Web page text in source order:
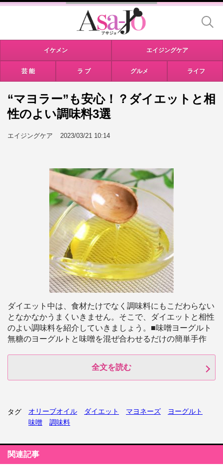
イケメン エイジングケア
芸 能 ラ ブ グルメ ライフ
“マヨラー”も安心！？ダイエットと相
性のよい調味料3選
エイジングケア 2023/03/21 10:14
ダイエット中は、食材たけでなく調味料にもこだわらない
となかなかうまくいきません。そこで、ダイエットと相性
のよい調味料を紹介していきましょう。■味噌ヨーグルト
無糖のヨーグルトと味噌を混ぜ合わせるだけの簡単手作
全文を読む
タグ オリーブオイル ダイエット マヨネーズ
ヨーグルト
味噌
調味料
関連記事